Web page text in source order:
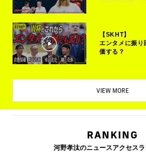
【SKHT】
エンタメに振り
価する？
VIEW MORE
RANKING
河野孝汰のニュースアクセス